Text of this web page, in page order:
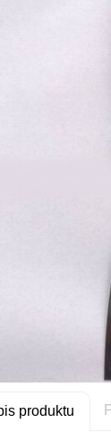
produktu